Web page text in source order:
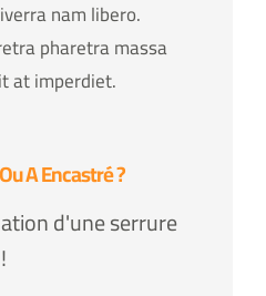
nam libero.
pharetra massa
at imperdiet.
A Encastré ?
d'une serrure